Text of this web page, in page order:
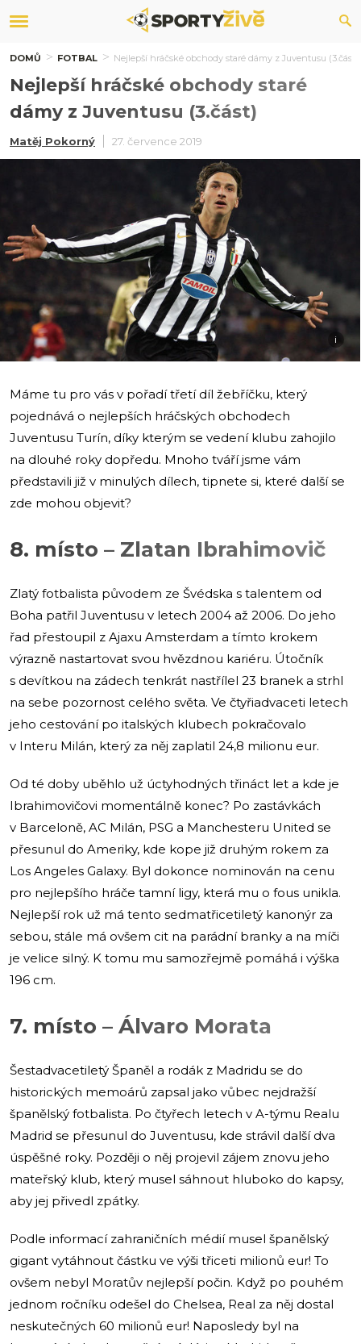
DOMŮ FOTBAL Nejlepší hráčské obchody staré dámy z Juventusu (3.část)
Nejlepší hráčské obchody staré
dámy z Juventusu (3.část)
Matěj Pokorný 27. července 2019
i
Máme tu pro vás v pořadí třetí díl žebříčku, který
pojednává o nejlepších hráčských obchodech
Juventusu Turín, díky kterým se vedení klubu zahojilo
na dlouhé roky dopředu. Mnoho tváří jsme vám
představili již v minulých dílech, tipnete si, které další se
zde mohou objevit?
8. místo – Zlatan Ibrahimovič
Zlatý fotbalista původem ze Švédska s talentem od
Boha patřil Juventusu v letech 2004 až 2006. Do jeho
řad přestoupil z Ajaxu Amsterdam a tímto krokem
výrazně nastartovat svou hvězdnou kariéru. Útočník
s devítkou na zádech tenkrát nastřílel 23 branek a strhl
na sebe pozornost celého světa. Ve čtyřiadvaceti letech
jeho cestování po italských klubech pokračovalo
v Interu Milán, který za něj zaplatil 24,8 milionu eur.
Od té doby uběhlo už úctyhodných třináct let a kde je
Ibrahimovičovi momentálně konec? Po zastávkách
v Barceloně, AC Milán, PSG a Manchesteru United se
přesunul do Ameriky, kde kope již druhým rokem za
Los Angeles Galaxy. Byl dokonce nominován na cenu
pro nejlepšího hráče tamní ligy, která mu o fous unikla.
Nejlepší rok už má tento sedmatřicetiletý kanonýr za
sebou, stále má ovšem cit na parádní branky a na míči
je velice silný. K tomu mu samozřejmě pomáhá i výška
196 cm.
7. místo – Álvaro Morata
Šestadvacetiletý Španěl a rodák z Madridu se do
historických memoárů zapsal jako vůbec nejdražší
španělský fotbalista. Po čtyřech letech v A-týmu Realu
Madrid se přesunul do Juventusu, kde strávil další dva
úspěšné roky. Později o něj projevil zájem znovu jeho
mateřský klub, který musel sáhnout hluboko do kapsy,
aby jej přivedl zpátky.
Podle informací zahraničních médií musel španělský
gigant vytáhnout částku ve výši třiceti milionů eur! To
ovšem nebyl Moratův nejlepší počin. Když po pouhém
jednom ročníku odešel do Chelsea, Real za něj dostal
neskutečných 60 milionů eur! Naposledy byl na